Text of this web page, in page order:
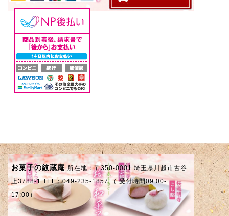
お菓子の紋蔵庵 所在地：〒350-0001 埼玉県川越市古谷
上3788-1 TEL：049-235-1857 （ 受付時間09:00-
17:00）